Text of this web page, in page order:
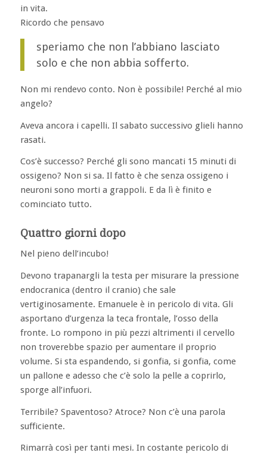
in vita.
Ricordo che pensavo
speriamo che non l’abbiano lasciato
solo e che non abbia sofferto.
Non mi rendevo conto. Non è possibile! Perché al mio
angelo?
Aveva ancora i capelli. Il sabato successivo glieli hanno
rasati.
Cos’è successo? Perché gli sono mancati 15 minuti di
ossigeno? Non si sa. Il fatto è che senza ossigeno i
neuroni sono morti a grappoli. E da lì è finito e
cominciato tutto.
Quattro giorni dopo
Nel pieno dell’incubo!
Devono trapanargli la testa per misurare la pressione
endocranica (dentro il cranio) che sale
vertiginosamente. Emanuele è in pericolo di vita. Gli
asportano d’urgenza la teca frontale, l’osso della
fronte. Lo rompono in più pezzi altrimenti il cervello
non troverebbe spazio per aumentare il proprio
volume. Si sta espandendo, si gonfia, si gonfia, come
un pallone e adesso che c’è solo la pelle a coprirlo,
sporge all’infuori.
Terribile? Spaventoso? Atroce? Non c’è una parola
sufficiente.
Rimarrà così per tanti mesi. In costante pericolo di